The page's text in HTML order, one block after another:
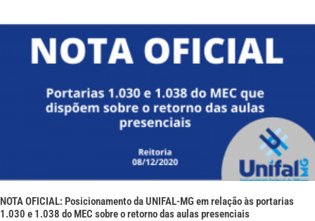
NOTA OFICIAL: Posicionamento da UNIFAL-MG em relação às portarias
1.030 e 1.038 do MEC sobre o retorno das aulas presenciais